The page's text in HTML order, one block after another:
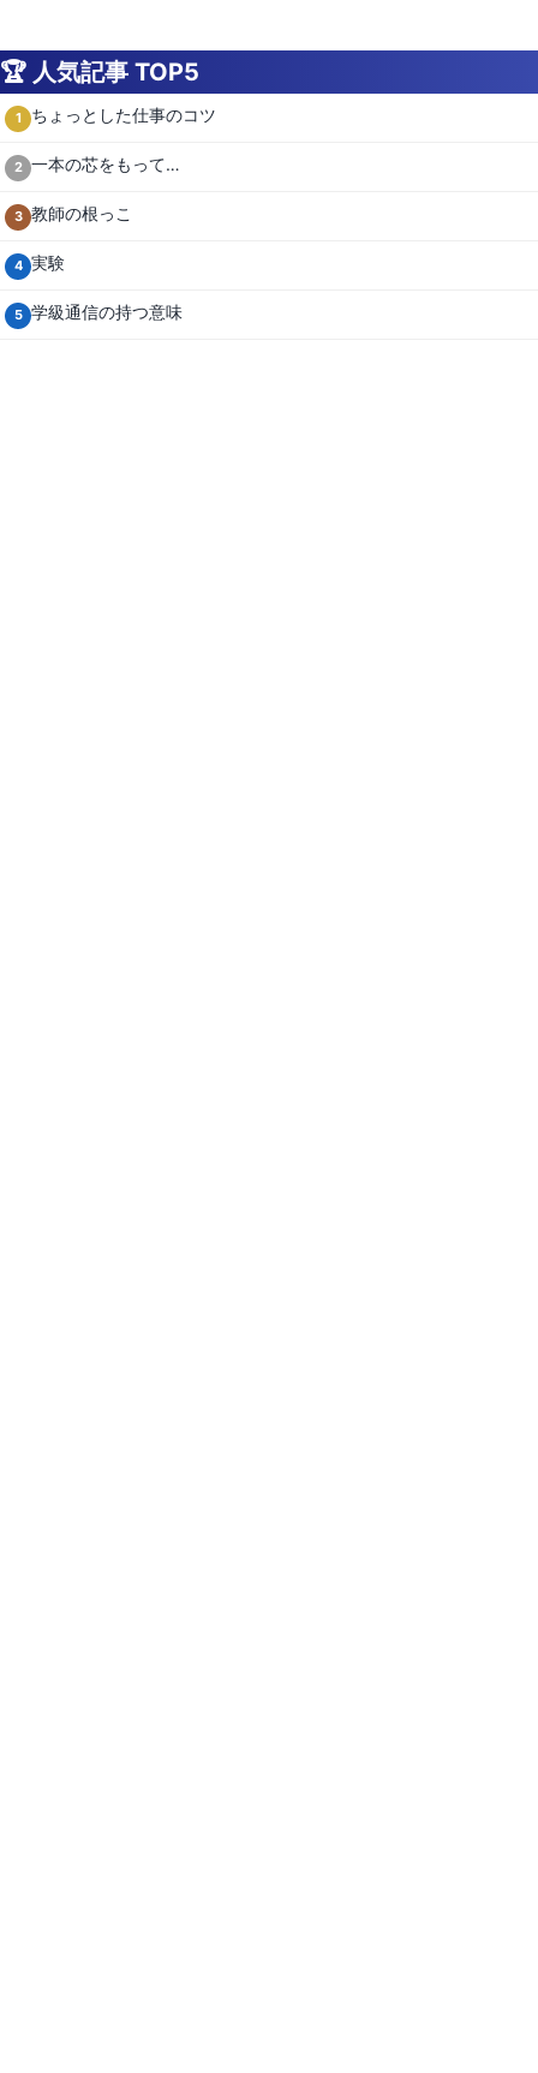
🏆 人気記事 TOP5
1 ちょっとした仕事のコツ
2 一本の芯をもって…
3 教師の根っこ
4 実験
5 学級通信の持つ意味